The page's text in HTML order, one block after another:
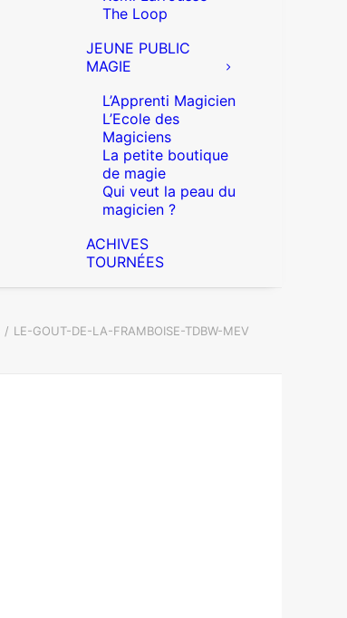
The Loop
JEUNE PUBLIC
MAGIE
L’Apprenti Magicien
L’Ecole des
Magiciens
La petite boutique
de magie
Qui veut la peau du
magicien ?
ACHIVES
TOURNÉES
LE-GOUT-DE-LA-FRAMBOISE-TDBW-MEV